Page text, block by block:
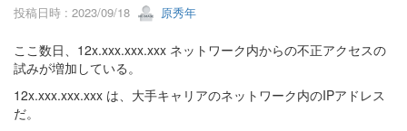
投稿日時 : 2023/09/18 原秀年
ここ数日、12x.xxx.xxx.xxx ネットワーク内からの不正アクセスの
試みが増加している。
12x.xxx.xxx.xxx は、大手キャリアのネットワーク内のIPアドレス
だ。